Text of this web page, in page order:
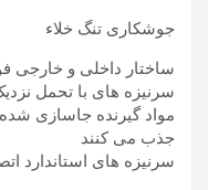
جوشکاری تنگ خلاء
ساختار داخلی و خارجی
سرنیزه های با تحمل
مواد گیرنده جاسازی
جذب می کنند
سرنیزه های استاندارد